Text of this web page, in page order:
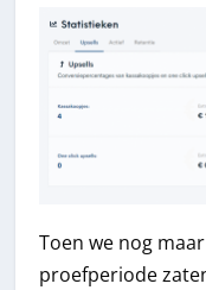
Toen we nog
proefperiode